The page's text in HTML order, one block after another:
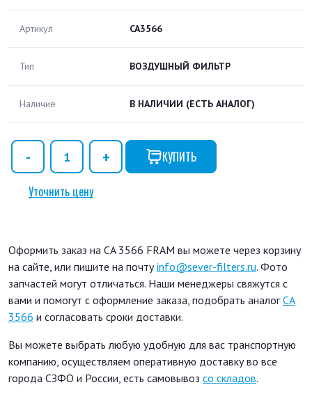
Артикул CA3566
Тип ВОЗДУШНЫЙ ФИЛЬТР
Наличие В НАЛИЧИИ (ЕСТЬ АНАЛОГ)
КУПИТЬ
Уточнить цену
Оформить заказ на CA 3566 FRAM вы можете через корзину
на сайте, или пишите на почтуinfo@sever-filters.ru. Фото
запчастей могут отличаться. Наши менеджеры свяжутся с
вами и помогут с оформление заказа, подобрать аналогCA
3566 и согласовать сроки доставки.
Вы можете выбрать любую удобную для вас транспортную
компанию, осуществляем оперативную доставку во все
города СЗФО и России, есть самовывоз со складов.